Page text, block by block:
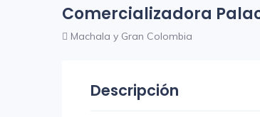
Comercializadora
Machala y Gran Colombia
Descripción